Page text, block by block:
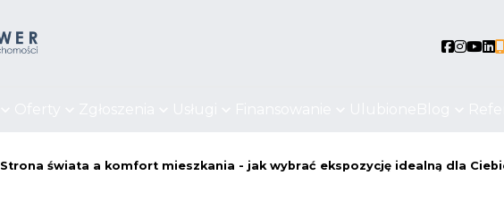
Social
Strona świata a komfort mieszkania - jak wybrać ekspozycję idealną dla